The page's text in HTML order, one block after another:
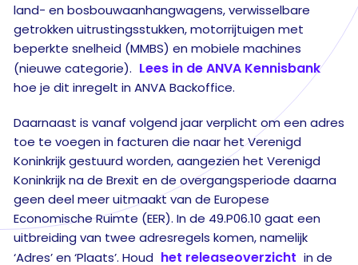
land- en bosbouwaanhangwagens, verwisselbare
getrokken uitrustingsstukken, motorrijtuigen met
beperkte snelheid (MMBS) en mobiele machines
(nieuwe categorie). Lees in de ANVA Kennisbank
hoe je dit inregelt in ANVA Backoffice.
Daarnaast is vanaf volgend jaar verplicht om een adres
toe te voegen in facturen die naar het Verenigd
Koninkrijk gestuurd worden, aangezien het Verenigd
Koninkrijk na de Brexit en de overgangsperiode daarna
geen deel meer uitmaakt van de Europese
Economische Ruimte (EER). In de 49.P06.10 gaat een
uitbreiding van twee adresregels komen, namelijk
‘Adres’ en ‘Plaats’. Houd het releaseoverzicht in de